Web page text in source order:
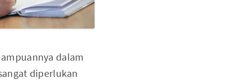
dalam
diperlukan